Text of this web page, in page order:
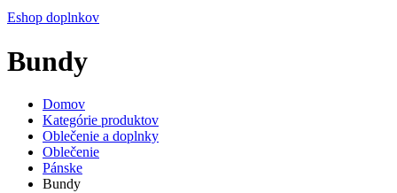
Eshop doplnkov
Bundy
Domov
Kategórie produktov
Oblečenie a doplnky
Oblečenie
Pánske
Bundy